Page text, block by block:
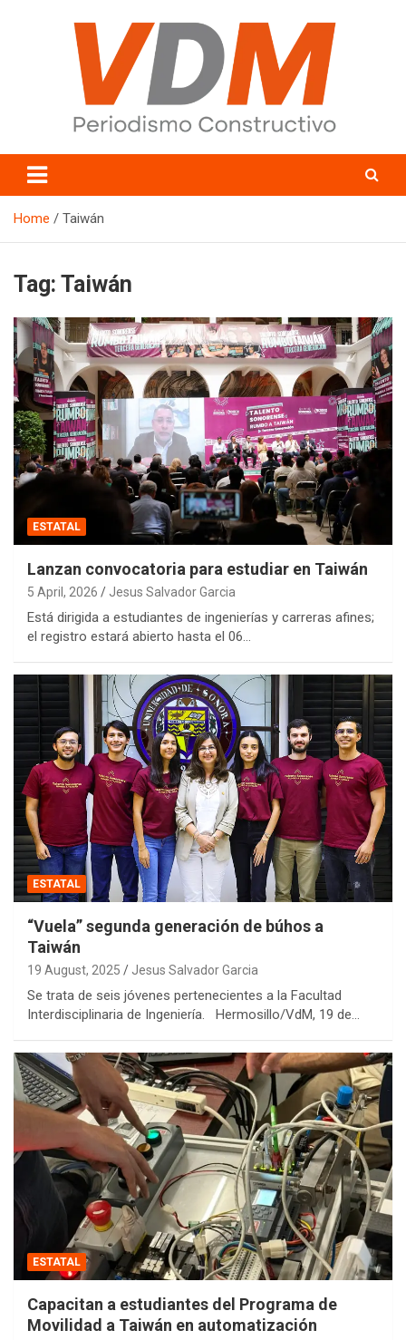
valledelmayo.com
Home Taiwán
Tag: Taiwán
ESTATAL
Lanzan convocatoria para estudiar en Taiwán
5 April, 2026 Jesus Salvador Garcia
Está dirigida a estudiantes de ingenierías y carreras afines;
el registro estará abierto hasta el 06…
ESTATAL
“Vuela” segunda generación de búhos a
Taiwán
19 August, 2025 Jesus Salvador Garcia
Se trata de seis jóvenes pertenecientes a la Facultad
Interdisciplinaria de Ingeniería. Hermosillo/VdM, 19 de…
ESTATAL
Capacitan a estudiantes del Programa de
Movilidad a Taiwán en automatización